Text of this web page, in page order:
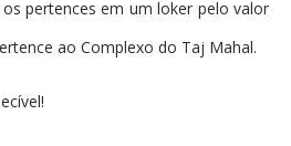
pertences em um loker pelo valor
ao Complexo do Taj Mahal.